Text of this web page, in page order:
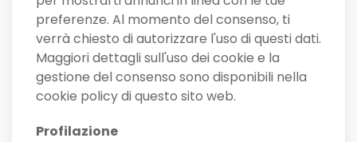
preferenze. Al momento del consenso, ti
verrà chiesto di autorizzare l'uso di questi dati.
Maggiori dettagli sull'uso dei cookie e la
gestione del consenso sono disponibili nella
cookie policy di questo sito web.
Profilazione